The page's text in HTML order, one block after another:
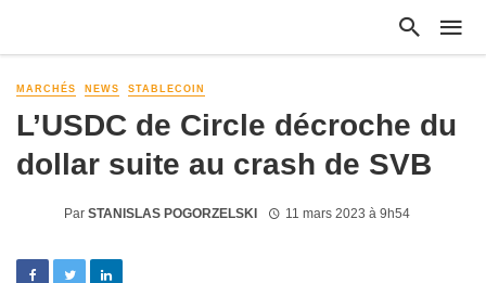
MARCHÉS NEWS STABLECOIN
L’USDC de Circle décroche du
dollar suite au crash de SVB
Par STANISLAS POGORZELSKI 11 mars 2023 à 9h54